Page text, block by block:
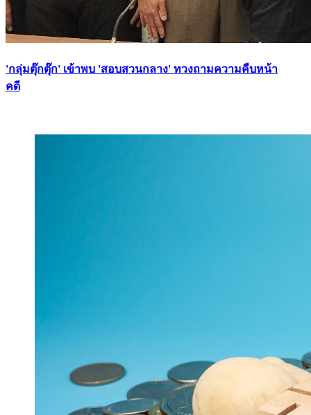
'กลุ่มตุ๊กตุ๊ก' เข้าพบ 'สอบสวนกลาง' ทวงถามความคืบหน้า
คดี